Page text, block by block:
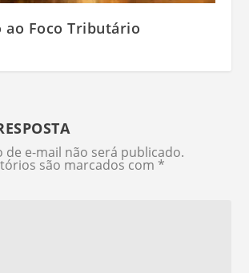
ao Foco Tributário
de e-mail não será publicado.
são marcados com *